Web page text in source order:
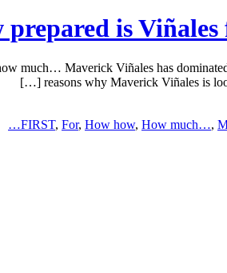
is Viñales
much… Maverick Viñales has
reasons why Maverick Viñales is
FIRST, For, How how, How much…,